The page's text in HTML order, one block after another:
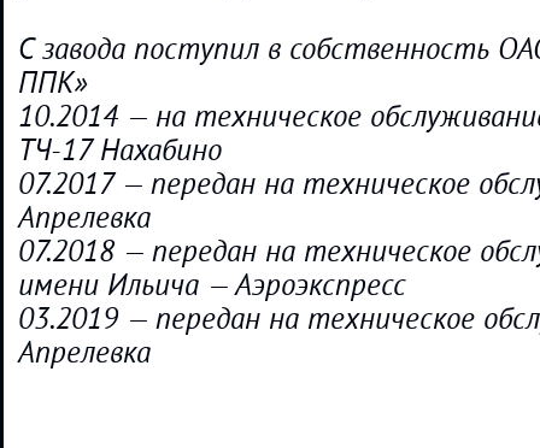
С завода поступил в собственность
ППК»
10.2014 — на техническое
ТЧ-17 Нахабино
07.2017 — передан на техническое
Апрелевка
07.2018 — передан на техническое
имени Ильича — Аэроэкспресс
03.2019 — передан на техническое
Апрелевка